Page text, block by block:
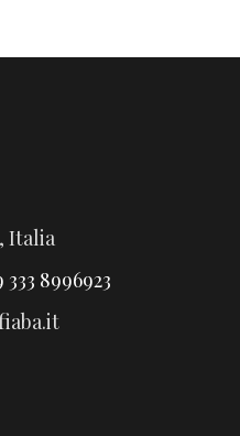
Italia
333 8996923